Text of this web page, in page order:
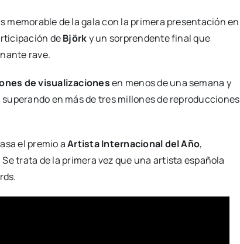
de la gala con la primera presentación en
deBjörky un sorprendente final que
rave.
de visualizacionesen menos de una semana y
en más de tres millones de reproducciones
el premio aArtista Internacional del Año,
Se trata de la primera vez que una artista española